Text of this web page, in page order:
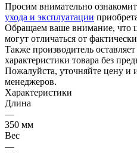
Просим внимательно
ухода и эксплуатации
Обращаем ваше внимание, что
могут отличаться от
Также производитель
характеристики товара без
Пожалуйста, уточняйте цену и
менеджеров.
Характеристики
Длина
—
350 мм
Вес
—